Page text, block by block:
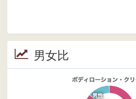
男女比